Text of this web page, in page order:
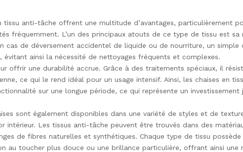
tissu anti-tâche offrent une multitude d’avantages, particulièrement
fréquemment. L’un des principaux atouts de ce type de tissu est sa
cas de déversement accidentel de liquide ou de nourriture, un
évitant ainsi la nécessité de nettoyages fréquents et complexes.
offrir une durabilité accrue. Grâce à des traitements spéciaux, il
ce qui le rend idéal pour un usage intensif. Ainsi, les chaises en
sur une longue période, ce qui représente un investissement
sont également disponibles dans une variété de styles et de
intérieur. Les tissus anti-tâche peuvent être trouvés dans des
de fibres naturelles et synthétiques. Chaque type de tissu
au toucher plus douce ou une brillance particulière, offrant ainsi une